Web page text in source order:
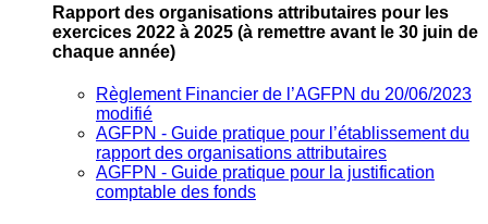
Rapport des organisations attributaires pour les
exercices 2022 à 2025 (à remettre avant le 30 juin de
chaque année)
Règlement Financier de l’AGFPN du 20/06/2023
modifié
AGFPN ‐ Guide pratique pour l’établissement du
rapport des organisations attributaires
AGFPN ‐ Guide pratique pour la justification
comptable des fonds